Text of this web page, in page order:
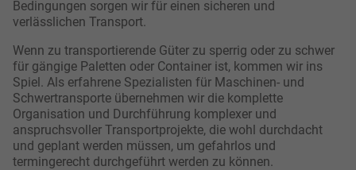
Bedingungen sorgen wir für einen sicheren und
verlässlichen Transport.
Wenn zu transportierende Güter zu sperrig oder zu schwer
für gängige Paletten oder Container ist, kommen wir ins
Spiel. Als erfahrene Spezialisten für Maschinen- und
Schwertransporte übernehmen wir die komplette
Organisation und Durchführung komplexer und
anspruchsvoller Transportprojekte, die wohl durchdacht
und geplant werden müssen, um gefahrlos und
termingerecht durchgeführt werden zu können.